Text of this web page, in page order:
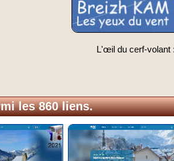
L'œil du cerf-volant
les 860 liens.